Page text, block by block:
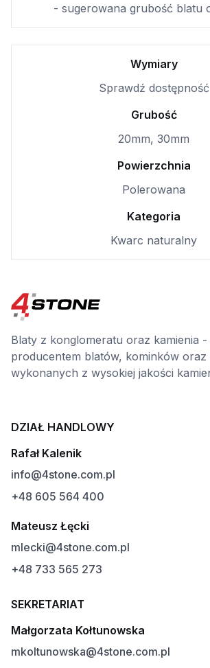
- sugerowana grubość blatu
Wymiary
Sprawdź dostępność
Grubość
20mm, 30mm
Powierzchnia
Polerowana
Kategoria
Kwarc naturalny
Blaty z konglomeratu oraz kamienia
producentem blatów, kominków oraz
wykonanych z wysokiej jakości
DZIAŁ HANDLOWY
Rafał Kalenik
info@4stone.com.pl
+48 605 564 400
Mateusz Łęcki
mlecki@4stone.com.pl
+48 733 565 273
SEKRETARIAT
Małgorzata Kołtunowska
mkoltunowska@4stone.com.pl